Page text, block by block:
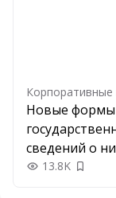
Корпоративные
Новые формы
сведений о
13.8K